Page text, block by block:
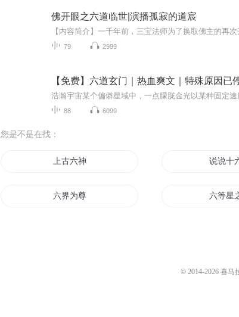
佛开眼之六道临世|演播孤寂的道宸
79 2999
【免费】六道玄门｜热血爽文｜特殊原因已
88 6099
您是不是在找：
上古六神 说说十
六界为尊 六等星
© 2014-2026 喜马